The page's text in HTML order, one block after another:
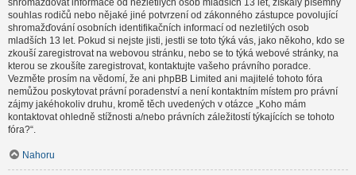
shromažďovat informace od nezletilých osob mladších 13 let, získaly písemný
souhlas rodičů nebo nějaké jiné potvrzení od zákonného zástupce povolující
shromažďování osobních identifikačních informací od nezletilých osob
mladších 13 let. Pokud si nejste jisti, jestli se toto týká vás, jako někoho, kdo se
zkouší zaregistrovat na webovou stránku, nebo se to týká webové stránky, na
kterou se zkoušíte zaregistrovat, kontaktujte vašeho právního poradce.
Vezměte prosím na vědomí, že ani phpBB Limited ani majitelé tohoto fóra
nemůžou poskytovat právní poradenství a není kontaktním místem pro právní
zájmy jakéhokoliv druhu, kromě těch uvedených v otázce „Koho mám
kontaktovat ohledně stížnosti a/nebo právních záležitostí týkajících se tohoto
fóra?“.
Nahoru